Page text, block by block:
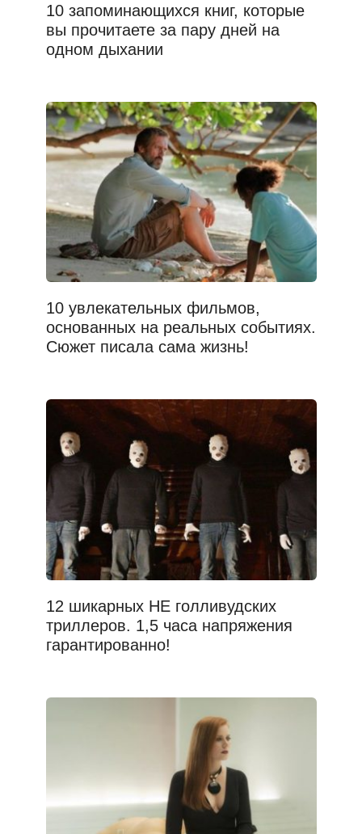
10 запоминающихся книг, которые
вы прочитаете за пару дней на
одном дыхании
10 увлекательных фильмов,
основанных на реальных событиях.
Сюжет писала сама жизнь!
12 шикарных НЕ голливудских
триллеров. 1,5 часа напряжения
гарантированно!